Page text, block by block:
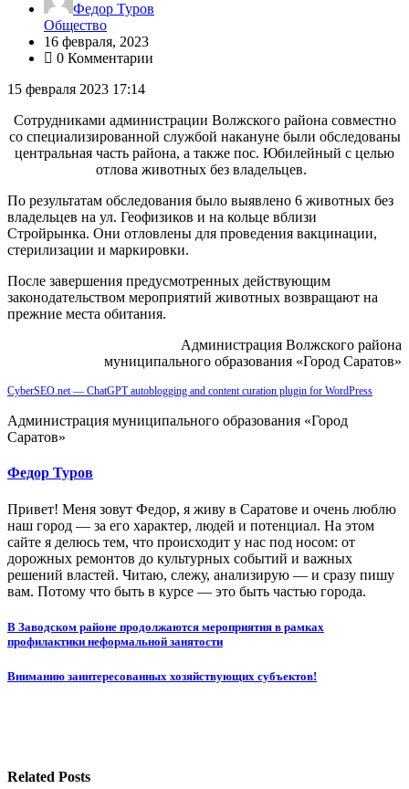
Федор Туров
Общество
16 февраля, 2023
0 Комментарии
15 февраля 2023 17:14
Сотрудниками администрации Волжского района совместно
со специализированной службой накануне были обследованы
центральная часть района, а также пос. Юбилейный с целью
отлова животных без владельцев.
По результатам обследования было выявлено 6 животных без
владельцев на ул. Геофизиков и на кольце вблизи
Стройрынка. Они отловлены для проведения вакцинации,
стерилизации и маркировки.
После завершения предусмотренных действующим
законодательством мероприятий животных возвращают на
прежние места обитания.
Администрация Волжского района
муниципального образования «Город Саратов»
CyberSEO.net — ChatGPT autoblogging and content curation plugin for WordPress
Администрация муниципального образования «Город
Саратов»
Федор Туров
Привет! Меня зовут Федор, я живу в Саратове и очень люблю
наш город — за его характер, людей и потенциал. На этом
сайте я делюсь тем, что происходит у нас под носом: от
дорожных ремонтов до культурных событий и важных
решений властей. Читаю, слежу, анализирую — и сразу пишу
вам. Потому что быть в курсе — это быть частью города.
Навигация
по
записям
В Заводском районе продолжаются мероприятия в рамках
профилактики неформальной занятости
Вниманию заинтересованных хозяйствующих субъектов!
Related Posts